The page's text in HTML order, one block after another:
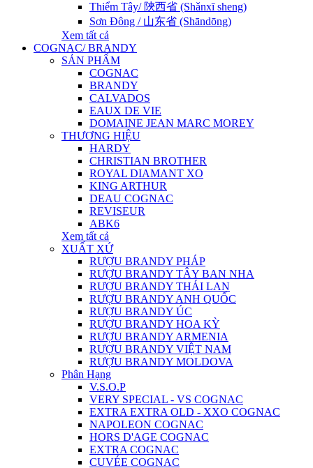
Thiểm Tây/ 陝西省 (Shǎnxī sheng)
Sơn Đông / 山东省 (Shāndōng)
Xem tất cả
COGNAC/ BRANDY
SẢN PHẨM
COGNAC
BRANDY
CALVADOS
EAUX DE VIE
DOMAINE JEAN MARC MOREY
THƯƠNG HIỆU
HARDY
CHRISTIAN BROTHER
ROYAL DIAMANT XO
KING ARTHUR
DEAU COGNAC
REVISEUR
ABK6
Xem tất cả
XUẤT XỨ
RƯỢU BRANDY PHÁP
RƯỢU BRANDY TÂY BAN NHA
RƯỢU BRANDY THÁI LAN
RƯỢU BRANDY ANH QUỐC
RƯỢU BRANDY ÚC
RƯỢU BRANDY HOA KỲ
RƯỢU BRANDY ARMENIA
RƯỢU BRANDY VIỆT NAM
RƯỢU BRANDY MOLDOVA
Phân Hạng
V.S.O.P
VERY SPECIAL - VS COGNAC
EXTRA EXTRA OLD - XXO COGNAC
NAPOLEON COGNAC
HORS D'AGE COGNAC
EXTRA COGNAC
CUVÉE COGNAC